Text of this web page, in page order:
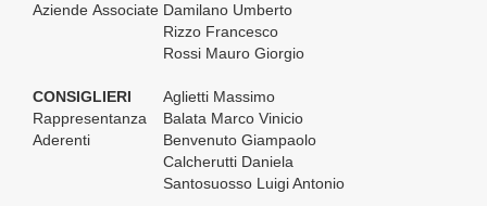
Aziende Associate Damilano Umberto
Rizzo Francesco
Rossi Mauro Giorgio
CONSIGLIERI
Aglietti Massimo
Rappresentanza
Aderenti
Balata Marco Vinicio
Benvenuto Giampaolo
Calcherutti Daniela
Santosuosso Luigi Antonio